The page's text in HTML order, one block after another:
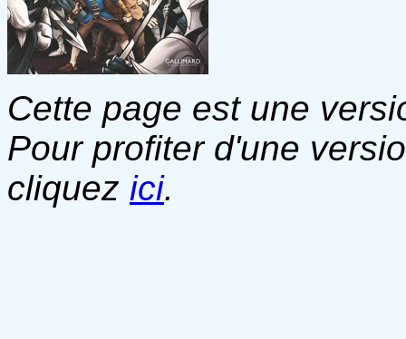
Cette page est une
Pour profiter d'une
cliquez ici.